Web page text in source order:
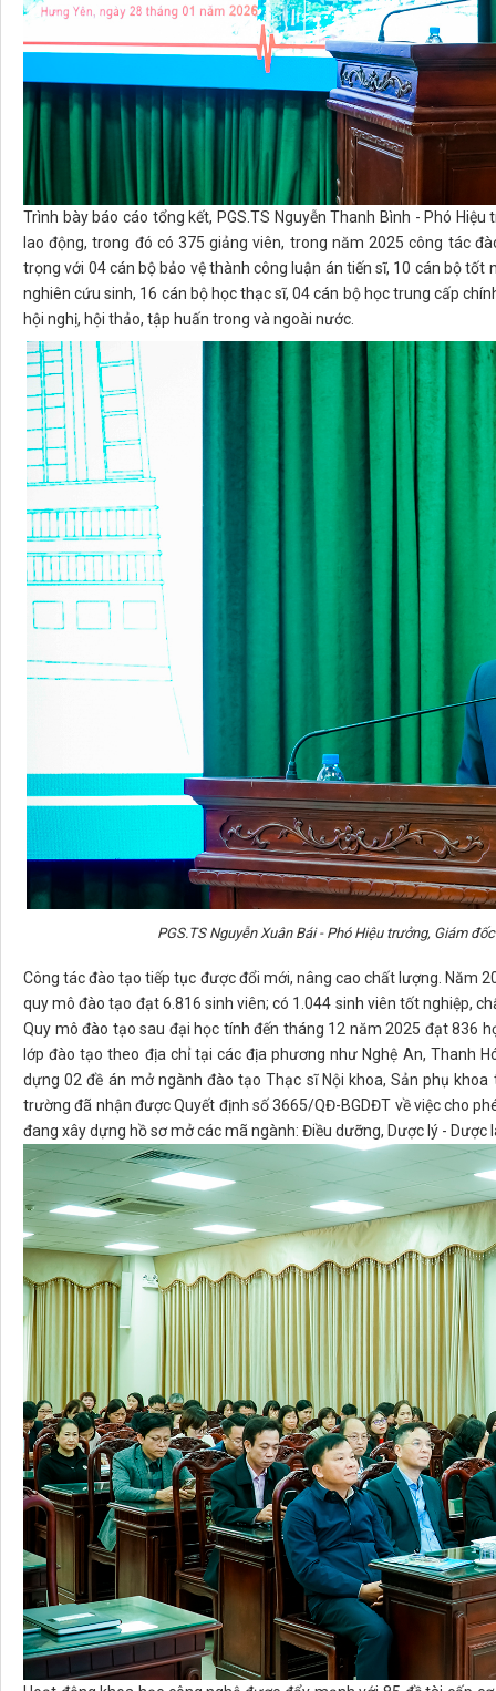
Trình bày báo cáo tổng kết, PGS.TS Nguyễn Thanh Bình - Phó
lao động, trong đó có 375 giảng viên, trong năm 2025 công tác
trọng với 04 cán bộ bảo vệ thành công luận án tiến sĩ, 10 cán bộ tốt
nghiên cứu sinh, 16 cán bộ học thạc sĩ, 04 cán bộ học trung cấp
hội nghị, hội thảo, tập huấn trong và ngoài nước.
PGS.TS Nguyễn Xuân Bái - Phó Hiệu trưởng, Giám
Công tác đào tạo tiếp tục được đổi mới, nâng cao chất lượng. Năm
quy mô đào tạo đạt 6.816 sinh viên; có 1.044 sinh viên tốt nghiệp,
Quy mô đào tạo sau đại học tính đến tháng 12 năm 2025 đạt 836
lớp đào tạo theo địa chỉ tại các địa phương như Nghệ An, Thanh
dựng 02 đề án mở ngành đào tạo Thạc sĩ Nội khoa, Sản phụ
trường đã nhận được Quyết định số 3665/QĐ-BGDĐT về việc cho
đang xây dựng hồ sơ mở các mã ngành: Điều dưỡng, Dược lý - Dược